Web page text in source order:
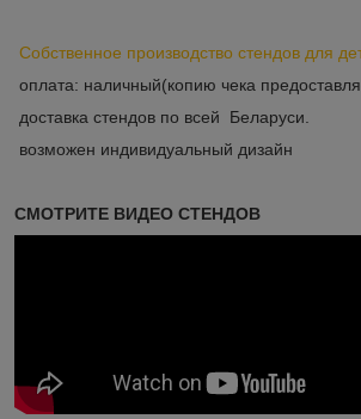
Собственное производство стендов для
оплата: наличный(копию чека
доставка стендов по всей Беларуси.
возможен индивидуальный дизайн
СМОТРИТЕ ВИДЕО СТЕНДОВ